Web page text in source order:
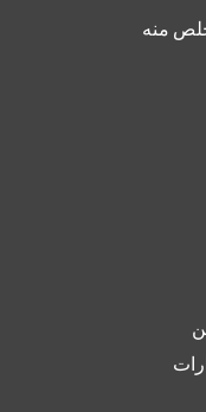
منه